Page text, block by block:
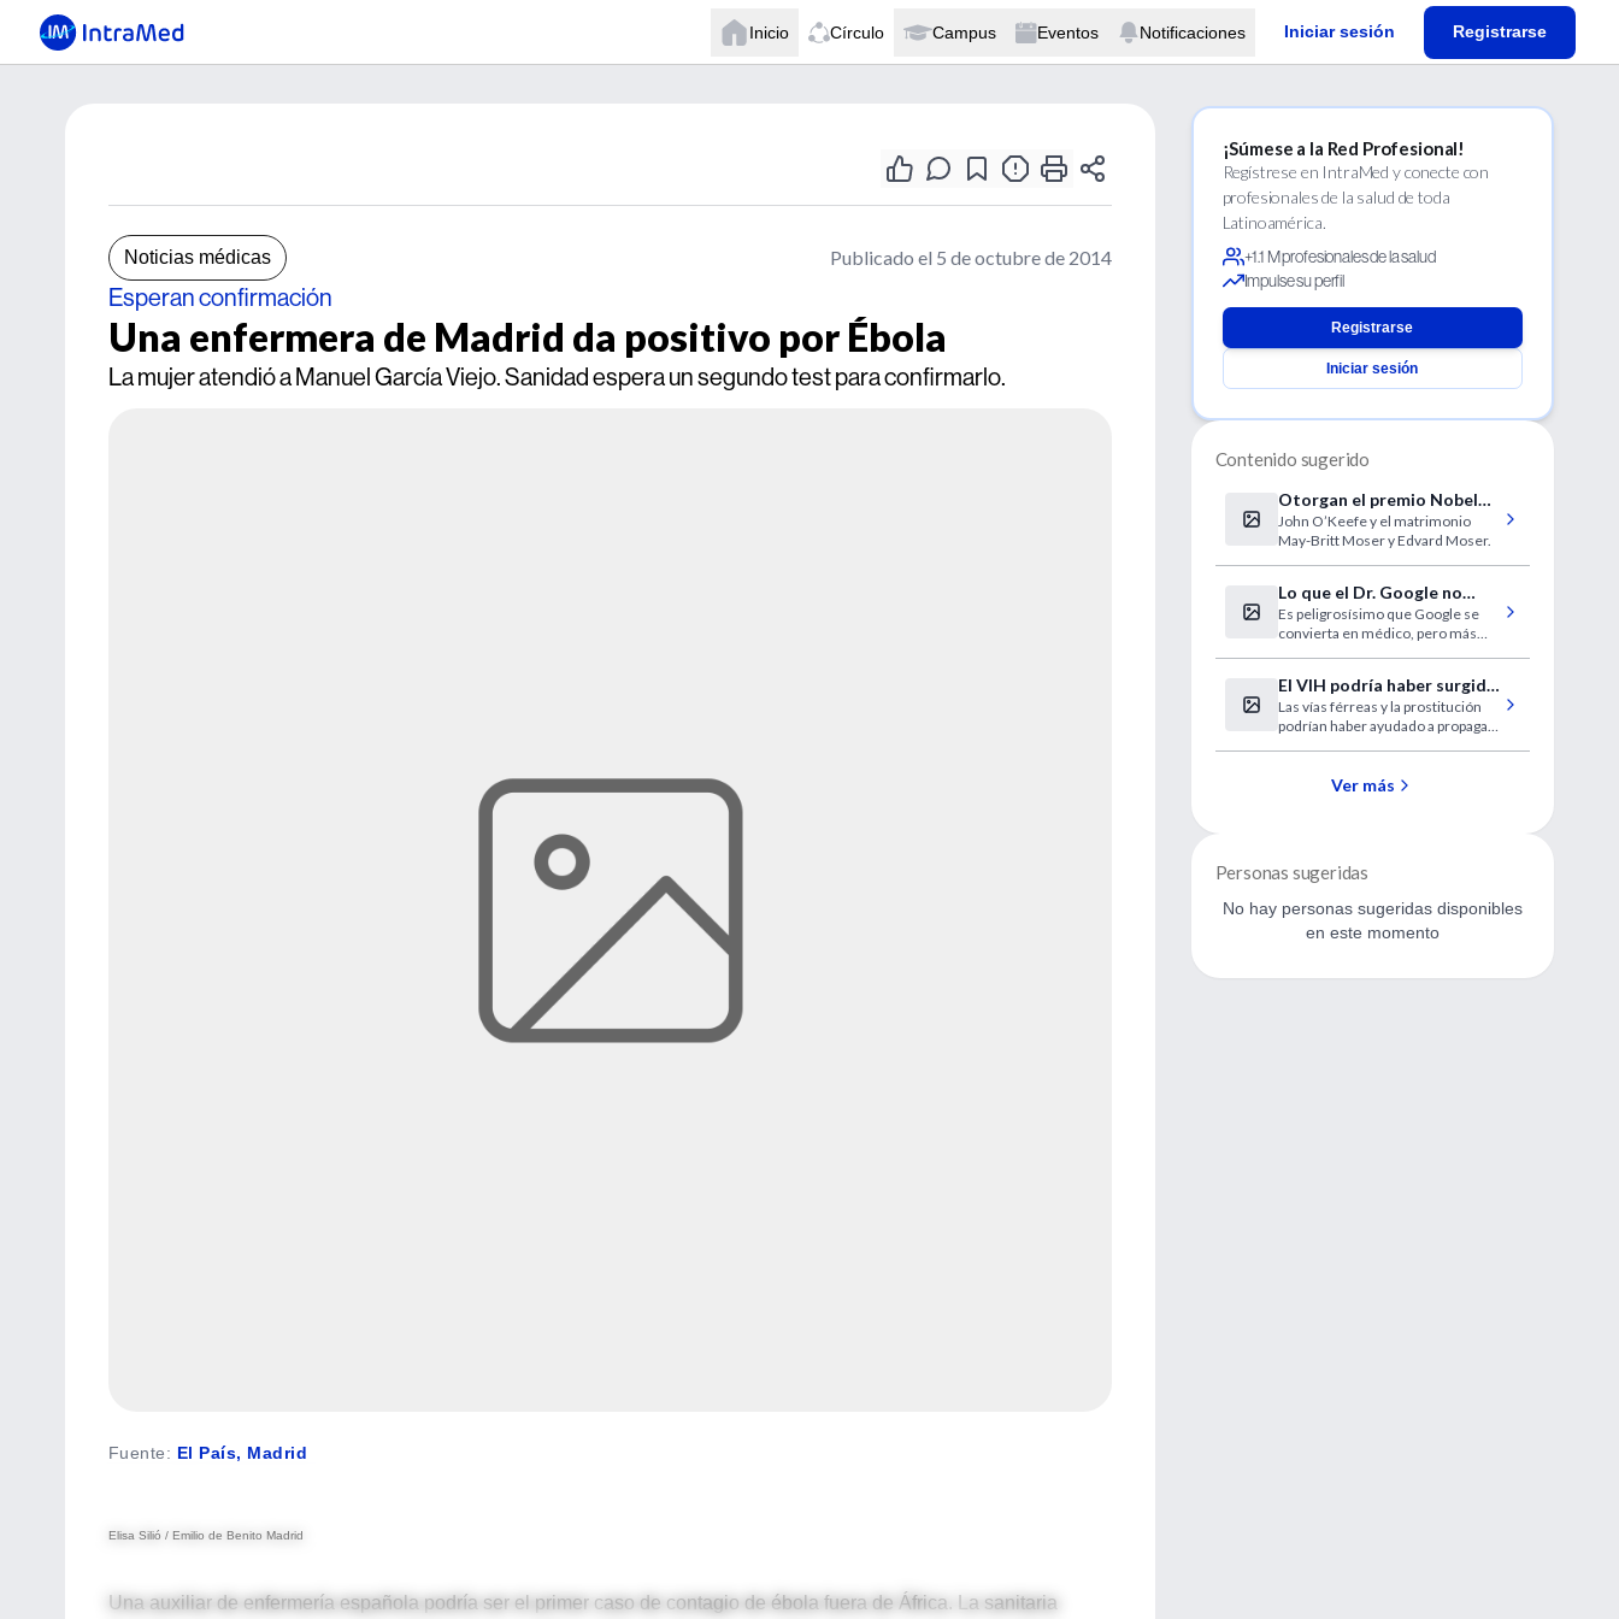
Inicio Círculo Campus Eventos Notificaciones Iniciar sesión Registrarse
Noticias médicas Publicado el 5 de octubre de 2014
Esperan confirmación
Una enfermera de Madrid da positivo por Ébola
La mujer atendió a Manuel García Viejo. Sanidad espera un segundo test para confirmarlo.
Fuente: El País, Madrid
Elisa Silió / Emilio de Benito Madrid
Una auxiliar de enfermería española podría ser el primer caso de contagio de ébola fuera de África. La sanitaria
¡Súmese a la Red Profesional!
Regístrese en IntraMed y conecte con
profesionales de la salud de toda
Latinoamérica.
+1.1 M profesionales de la salud
Impulse su perfil
Registrarse
Iniciar sesión
Contenido sugerido
Otorgan el premio Nobel
de Medicina
John O’Keefe y el matrimonio
May-Britt Moser y Edvard Moser.
Lo que el Dr. Google no
sabe
Es peligrosísimo que Google se
convierta en médico, pero más
El VIH podría haber surgido
en el Congo en los años 20
Las vías férreas y la prostitución
podrían haber ayudado a propagar
investigadores.
Ver más
Personas sugeridas
No hay personas sugeridas disponibles
en este momento